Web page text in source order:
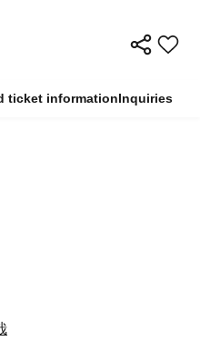
ticket informationInquiries